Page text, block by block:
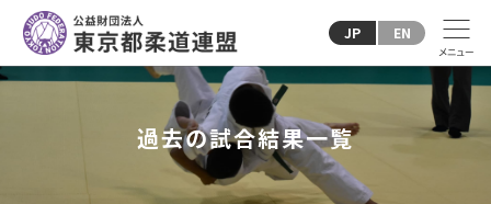
JP EN
過去の試合結果一覧